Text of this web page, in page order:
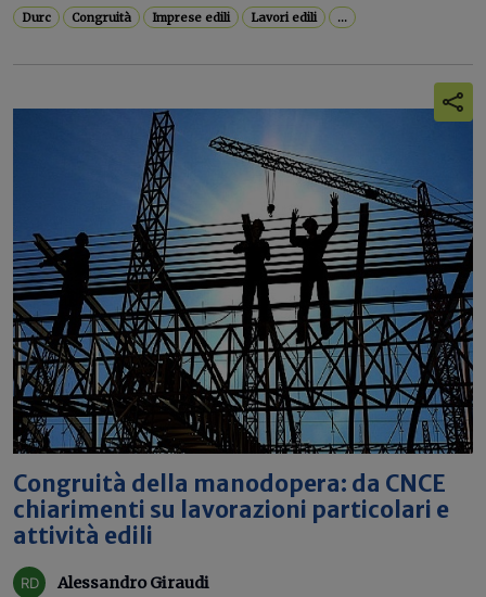
Durc Congruità Imprese edili Lavori edili ...
Congruità della manodopera: da CNCE
chiarimenti su lavorazioni particolari e
attività edili
Alessandro Giraudi